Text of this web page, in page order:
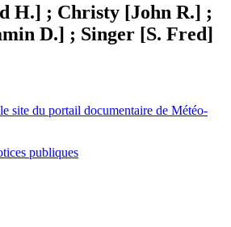
H.] ; Christy [John R.] ;
D.] ; Singer [S. Fred]
site du portail documentaire de Météo-
publiques